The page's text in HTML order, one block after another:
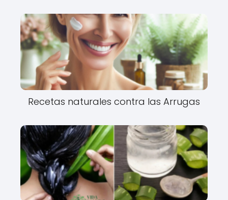
Recetas naturales contra las Arrugas